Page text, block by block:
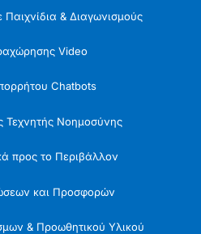
& Διαγωνισμούς
Video
Chatbots
Τεχνητής Νοημοσύνης
προς το Περιβάλλον
και Προσφορών
& Προωθητικού Υλικού